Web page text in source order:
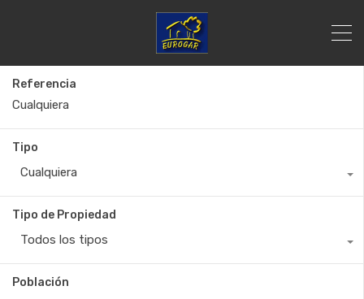
Referencia
Tipo
Cualquiera
Tipo de Propiedad
Todos los tipos
Población